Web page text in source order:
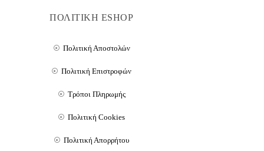
ΠΟΛΙΤΙΚΗ ESHOP
Πολιτική Αποστολών
Πολιτική Επιστροφών
Τρόποι Πληρωμής
Πολιτική Cookies
Πολιτική Απορρήτου